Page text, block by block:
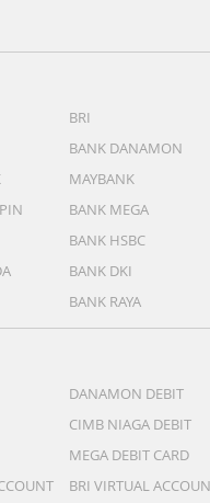
BRI
BANK DANAMON
MAYBANK
BANK MEGA
BANK HSBC
BANK DKI
BANK RAYA
DANAMON DEBIT
CIMB NIAGA DEBIT
MEGA DEBIT CARD
BRI VIRTUAL